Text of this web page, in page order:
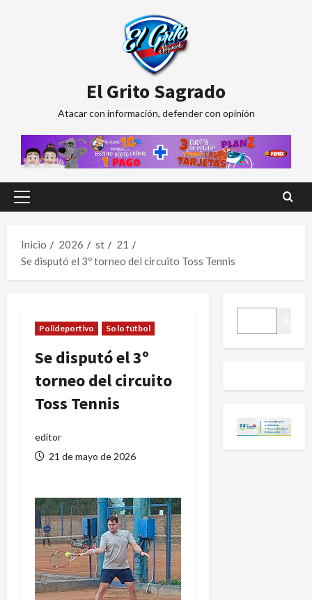
El Grito Sagrado
Atacar con información, defender con opinión
Menú
Inicio
2026 st
21
Se disputó el 3º torneo del circuito Toss Tennis
Polideportivo Solo fútbol
Se disputó el 3º
torneo del circuito
Toss Tennis
editor
21 de mayo de 2026